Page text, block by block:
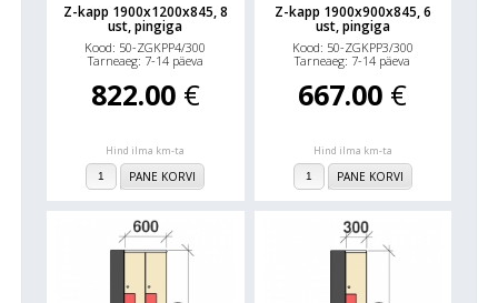
Z-kapp 1900x1200x845, 8
ust, pingiga
Kood: 50-ZGKPP4/300
Tarneaeg: 7-14 päeva
822.00 €
Hind ilma km-ta
PANE KORVI
Z-kapp 1900x900x845, 6
ust, pingiga
Kood: 50-ZGKPP3/300
Tarneaeg: 7-14 päeva
667.00 €
Hind ilma km-ta
PANE KORVI